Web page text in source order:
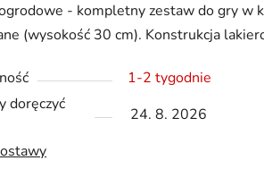
- kompletny zestaw do gry w
(wysokość 30 cm). Konstrukcja
1-2 tygodnie
doręczyć
24. 8. 2026